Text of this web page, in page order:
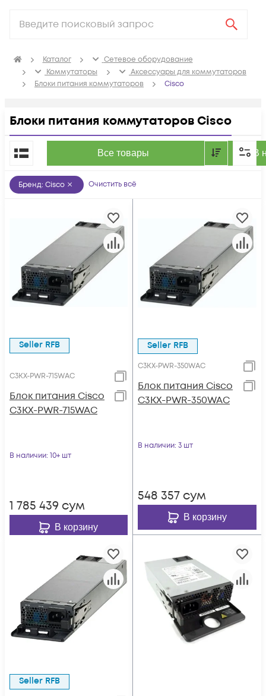
Каталог
Сетевое оборудование
Коммутаторы
Аксессуары для коммутаторов
Блоки питания коммутаторов
Cisco
Блоки питания коммутаторов Cisco
Все товары В
По популярности
Бренд: Cisco Очистить всё
Seller RFB
C3KX-PWR-715WAC
Блок питания Cisco
C3KX-PWR-715WAC
В наличии: 10+ шт
1 785 439 сум
В корзину
Seller RFB
C3KX-PWR-350WAC
Блок питания Cisco
C3KX-PWR-350WAC
В наличии: 3 шт
548 357 сум
В корзину
Seller RFB